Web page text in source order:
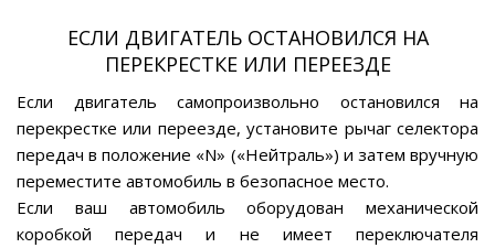
ЕСЛИ ДВИГАТЕЛЬ ОСТАНОВИЛСЯ НА
ПЕРЕКРЕСТКЕ ИЛИ ПЕРЕЕЗДЕ
Если двигатель самопроизвольно остановился на
перекрестке или переезде, установите рычаг селектора
передач в положение «N» («Нейтраль») и затем вручную
переместите автомобиль в безопасное место.
Если ваш автомобиль оборудован механической
коробкой передач и не имеет переключателя